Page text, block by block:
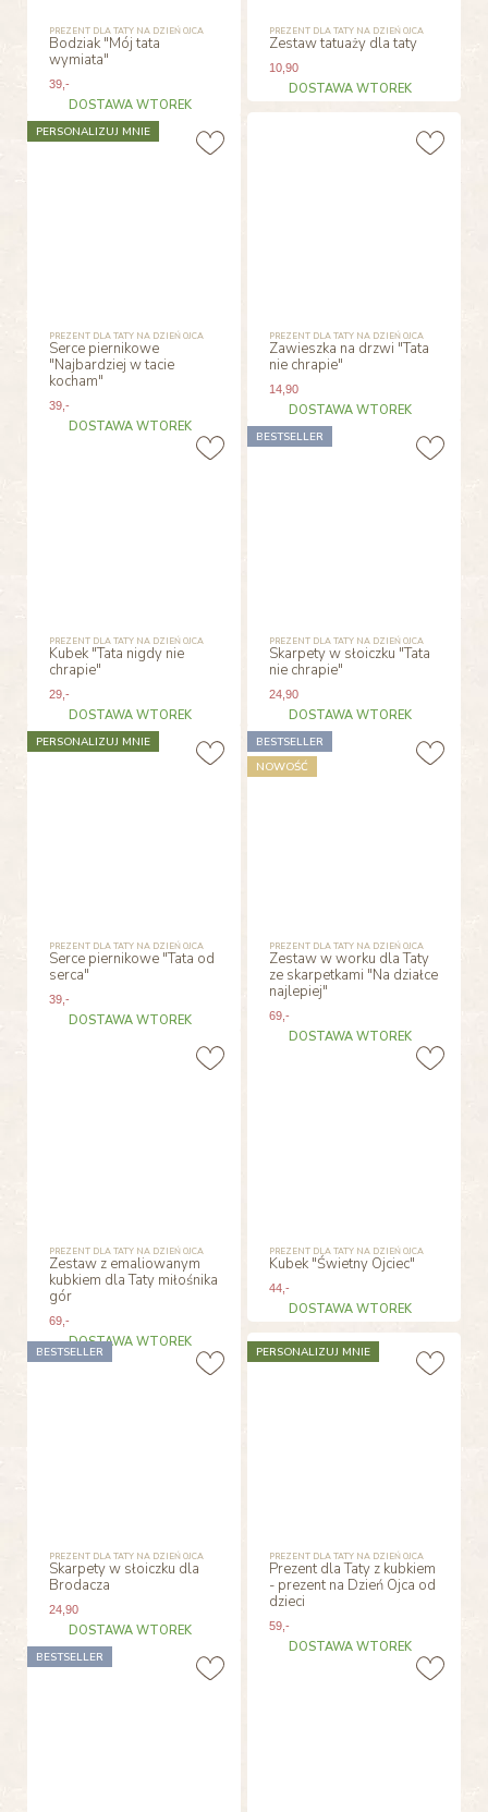
PREZENT DLA TATY NA DZIEŃ OJCA
Bodziak "Mój tata
wymiata"
39,-
DOSTAWA WTOREK
PREZENT DLA TATY NA DZIEŃ OJCA
Zestaw tatuaży dla taty
10 ,90
DOSTAWA WTOREK
PREZENT DLA TATY NA DZIEŃ OJCA
Serce piernikowe
"Najbardziej w tacie
kocham"
39,-
DOSTAWA WTOREK
PERSONALIZUJ MNIE
PREZENT DLA TATY NA DZIEŃ OJCA
Zawieszka na drzwi "Tata
nie chrapie"
14 ,90
DOSTAWA WTOREK
PREZENT DLA TATY NA DZIEŃ OJCA
Kubek "Tata nigdy nie
chrapie"
29,-
DOSTAWA WTOREK
PREZENT DLA TATY NA DZIEŃ OJCA
Skarpety w słoiczku "Tata
nie chrapie"
24 ,90
DOSTAWA WTOREK
BESTSELLER
PREZENT DLA TATY NA DZIEŃ OJCA
Serce piernikowe "Tata od
serca"
39,-
DOSTAWA WTOREK
PERSONALIZUJ MNIE
PREZENT DLA TATY NA DZIEŃ OJCA
Zestaw w worku dla Taty
ze skarpetkami "Na działce
najlepiej"
69 ,-
DOSTAWA WTOREK
BESTSELLER
NOWOŚĆ
PREZENT DLA TATY NA DZIEŃ OJCA
Zestaw z emaliowanym
kubkiem dla Taty miłośnika
gór
69,-
DOSTAWA WTOREK
PREZENT DLA TATY NA DZIEŃ OJCA
Kubek "Świetny Ojciec"
44 ,-
DOSTAWA WTOREK
PREZENT DLA TATY NA DZIEŃ OJCA
Skarpety w słoiczku dla
Brodacza
24,90
DOSTAWA WTOREK
BESTSELLER
PREZENT DLA TATY NA DZIEŃ OJCA
Prezent dla Taty z kubkiem
- prezent na Dzień Ojca od
dzieci
59 ,-
DOSTAWA WTOREK
PERSONALIZUJ MNIE
BESTSELLER